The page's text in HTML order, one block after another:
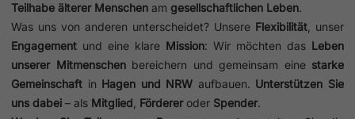
Teilhabe älterer Menschen am gesellschaftlichen Leben.
Was uns von anderen unterscheidet? Unsere Flexibilität , unser
Engagement und eine klare Mission: Wir möchten das Leben
unserer Mitmenschenbereichern und gemeinsam eine starke
Gemeinschaft in Hagen und NRW aufbauen. Unterstützen Sie
uns dabei – als Mitglied Fördereroder Spender.